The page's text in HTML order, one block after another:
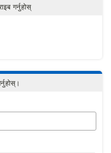
गर्नुहोस्